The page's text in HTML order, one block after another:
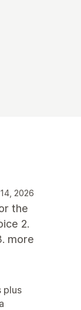
2026
the
2.
more
plus